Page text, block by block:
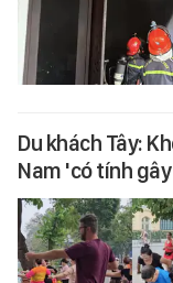
Du khách Tây:
Nam 'có tính